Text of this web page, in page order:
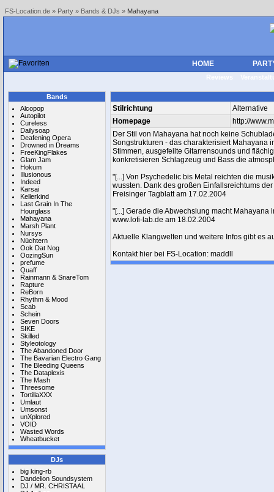
FS-Location.de » Party » Bands & DJs » Mahayana
HOME
Reviews
Bands
Alcopop
Autopilot
Cureless
Dailysoap
Deafening Opera
Drowned in Dreams
FreeKingFlakes
Glam Jam
Hokum
Illusionous
Indeed
Karsai
Kellerkind
Last Grain In The
Hourglass
Mahayana
Marsh Plant
Nursys
Nüchtern
Ook Dat Nog
OozingSun
prefume
Quaff
Rainmann & SnareTom
Rapture
ReBorn
Rhythm & Mood
Scab
Schein
Seven Doors
SIKE
Skilled
Styleotology
The Abandoned Door
The Bavarian Electro Gang
The Bleeding Queens
The Dataplexis
The Mash
Threesome
TortillaXXX
Umlaut
Umsonst
unXplored
VOID
Wasted Words
Wheatbucket
DJs
big king-rb
Dandelion Soundsystem
DJ / MR. CHRISTAAL
Stilrichtung
Alternative
Homepage
http://
Der Stil von Mahayana hat noch keine
Songstrukturen - das charakterisiert Mahayana
Stimmen, ausgefeilte Gitarrensounds und
konkretisieren Schlagzeug und Bass die
"[...] Von Psychedelic bis Metal reichten die
wussten. Dank des großen Einfallsreichtums
Freisinger Tagblatt am 17.02.2004
"[...] Gerade die Abwechslung macht
www.lofi-lab.de am 18.02.2004
Aktuelle Klangwelten und weitere Infos gibt es
Kontakt hier bei FS-Location: maddll